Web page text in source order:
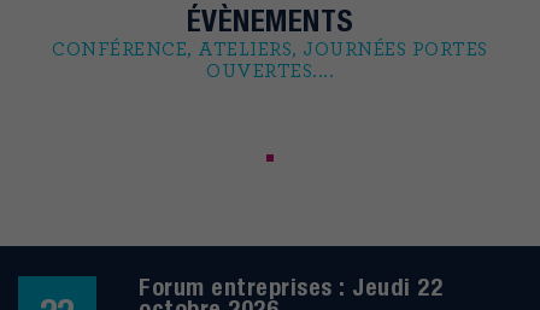
ÉVÈNEMENTS
CONFÉRENCE, ATELIERS, JOURNÉES PORTES
OUVERTES....
Forum entreprises : Jeudi 22